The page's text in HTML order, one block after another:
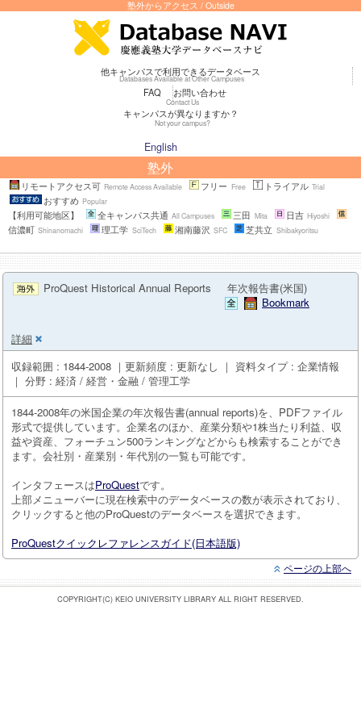
塾外からアクセス / Outside
他キャンパスで利用できるデータベース
Databases Available at Other Campuses
FAQ お問い合わせ
Contact Us
キャンパスが異なりますか？
Not your campus?
English
塾外
リモートアクセス可 Remote Access Available フリー Free トライアル Trial
おすすめ Popular
【利用可能地区】 全キャンパス共通 All Campuses 三田 Mita 日吉 Hiyoshi
信濃町 Shinanomachi 理工学 SciTech 湘南藤沢 SFC 芝共立 Shibakyoritsu
ProQuest Historical Annual Reports
年次報告書(米国)
Bookmark
詳細
収録範囲 : 1844-2008 ｜更新頻度 : 更新なし ｜ 資料タイプ : 企業情報
｜ 分野 : 経済 / 経営・金融 / 管理工学
1844-2008年の米国企業の年次報告書(annual reports)を、PDFファイル
形式で提供しています。企業名のほか、産業分類や1株当たり利益、収
益や資産、フォーチュン500ランキングなどからも検索することができ
ます。会社別・産業別・年代別の一覧も可能です。
インタフェースはProQuestです。
上部メニューバーに現在検索中のデータベースの数が表示されており、
クリックすると他のProQuestのデータベースを選択できます。
ProQuestクイックレファレンスガイド(日本語版)
ページの上部へ
COPYRIGHT(C) KEIO UNIVERSITY LIBRARY ALL RIGHT RESERVED.